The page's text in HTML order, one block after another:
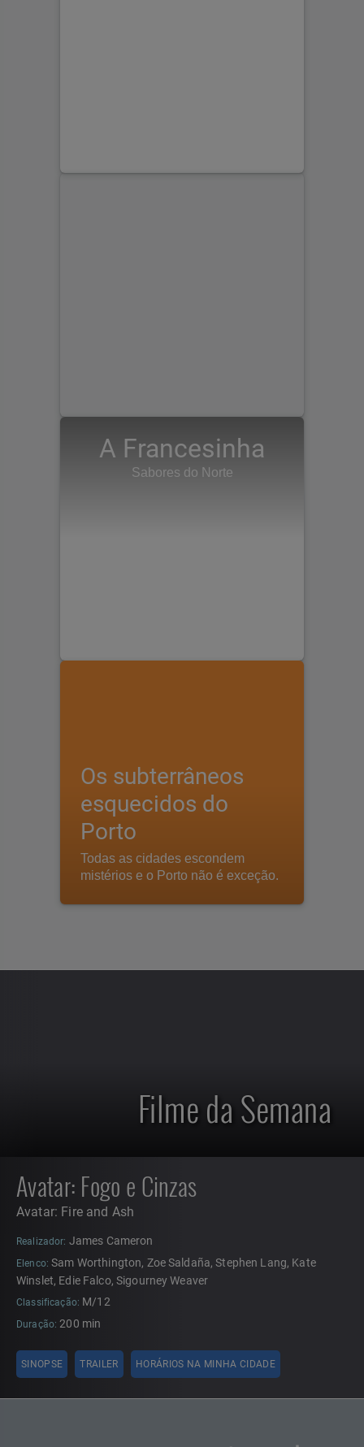
A Francesinha
Sabores do Norte
Os subterrâneos
esquecidos do
Porto
Todas as cidades escondem
mistérios e o Porto não é exceção.
Filme da Semana
Avatar: Fogo e Cinzas
Avatar: Fire and Ash
Realizador: James Cameron
Elenco: Sam Worthington, Zoe Saldaña, Stephen Lang, Kate
Winslet, Edie Falco, Sigourney Weaver
Classificação: M/12
Duração: 200 min
SINOPSE TRAILER HORÁRIOS NA MINHA CIDADE